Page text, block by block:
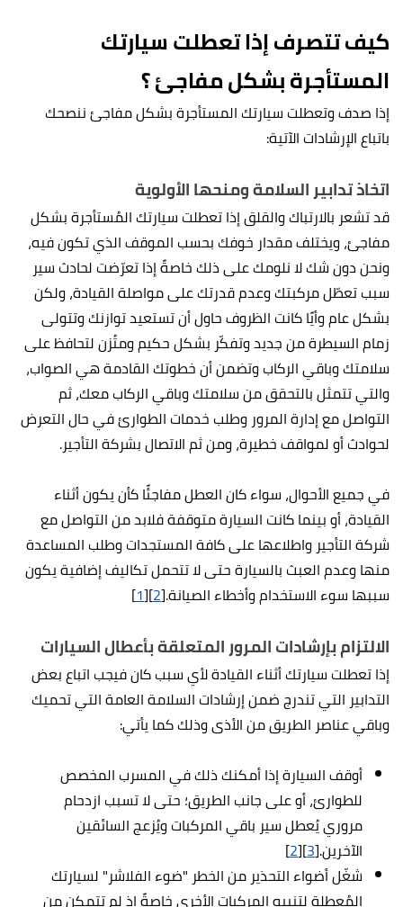
كيف تتصرف إذا تعطلت سيارتك
المستأجرة بشكل مفاجئ ؟
إذا صدف وتعطلت سيارتك المستأجرة بشكل مفاجئ ننصحك
باتباع الإرشادات الآتية:
اتخاذ تدابير السلامة ومنحها الأولوية
قد تشعر بالارتباك والقلق إذا تعطلت سيارتك المُستأجرة بشكل
مفاجئ، ويختلف مقدار خوفك بحسب الموقف الذي تكون فيه،
ونحن دون شك لا نلومك على ذلك خاصةً إذا تعرّضت لحادث سير
سبب تعطّل مركبتك وعدم قدرتك على مواصلة القيادة، ولكن
بشكل عام وأيًا كانت الظروف حاول أن تستعيد توازنك وتتولى
زمام السيطرة من جديد وتفكّر بشكل حكيم ومتُزن لتحافظ على
سلامتك وباقي الركاب وتضمن أن خطوتك القادمة هي الصواب،
والتي تتمثل بالتحقق من سلامتك وباقي الركاب معك، ثم
التواصل مع إدارة المرور وطلب خدمات الطوارئ في حال التعرض
لحوادث أو لمواقف خطيرة، ومن ثم الاتصال بشركة التأجير.
في جميع الأحوال، سواء كان العطل مفاجئًا كأن يكون أثناء
القيادة، أو بينما كانت السيارة متوقفة فلابد من التواصل مع
شركة التأجير واطلاعها على كافة المستجدات وطلب المساعدة
منها وعدم العبث بالسيارة حتى لا تتحمل تكاليف إضافية يكون
سببها سوء الاستخدام وأخطاء الصيانة.[2
][
1
]
الالتزام بإرشادات المرور المتعلقة بأعطال السيارات
إذا تعطلت سيارتك أثناء القيادة لأي سبب كان فيجب اتباع بعض
التدابير التي تندرج ضمن إرشادات السلامة العامة التي تحميك
وباقي عناصر الطريق من الأذى وذلك كما يأتي:
أوقف السيارة إذا أمكنك ذلك في المسرب المخصص
للطوارئ، أو على جانب الطريق؛ حتى لا تسبب ازدحام
مروري يُعطل سير باقي المركبات ويُزعج السائقين
الآخرين.[3
][
2
]
شغّل أضواء التحذير من الخطر "ضوء الفلاشر" لسيارتك
المُعطلة لتنبيه المركبات الأخرى خاصةً إذ لم تتمكن من